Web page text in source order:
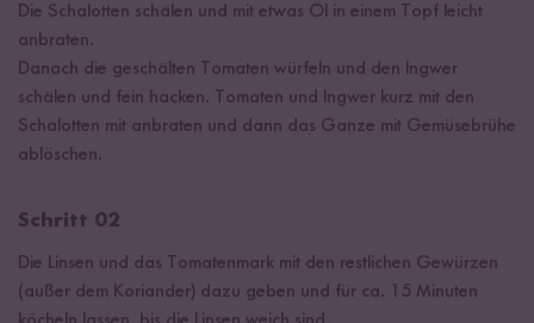
Die Schalotten schälen und mit etwas Öl in einem Topf leicht
anbraten.
Danach die geschälten Tomaten würfeln und den Ingwer
schälen und fein hacken. Tomaten und Ingwer kurz mit den
Schalotten mit anbraten und dann das Ganze mit Gemüsebrühe
ablöschen.
Schritt 02
Die Linsen und das Tomatenmark mit den restlichen Gewürzen
(außer dem Koriander) dazu geben und für ca. 15 Minuten